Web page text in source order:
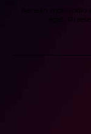
Aenean mollis
eget.